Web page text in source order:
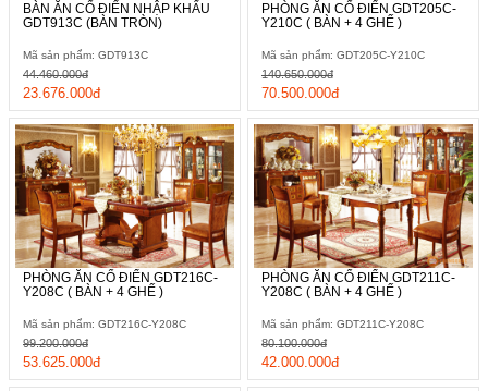
BÀN ĂN CỔ ĐIỂN NHẬP KHẨU
GDT913C (BÀN TRÒN)
Mã sản phẩm: GDT913C
23.676.000đ
44.460.000đ
PHÒNG ĂN CỔ ĐIỂN GDT205C-
Y210C ( BÀN + 4 GHẾ )
Mã sản phẩm: GDT205C-Y210C
70.500.000đ
140.650.000đ
PHÒNG ĂN CỔ ĐIỂN GDT216C-
Y208C ( BÀN + 4 GHẾ )
Mã sản phẩm: GDT216C-Y208C
53.625.000đ
99.200.000đ
PHÒNG ĂN CỔ ĐIỂN GDT211C-
Y208C ( BÀN + 4 GHẾ )
Mã sản phẩm: GDT211C-Y208C
42.000.000đ
80.100.000đ